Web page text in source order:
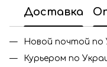
Доставка
Новой почтой по
Курьером по